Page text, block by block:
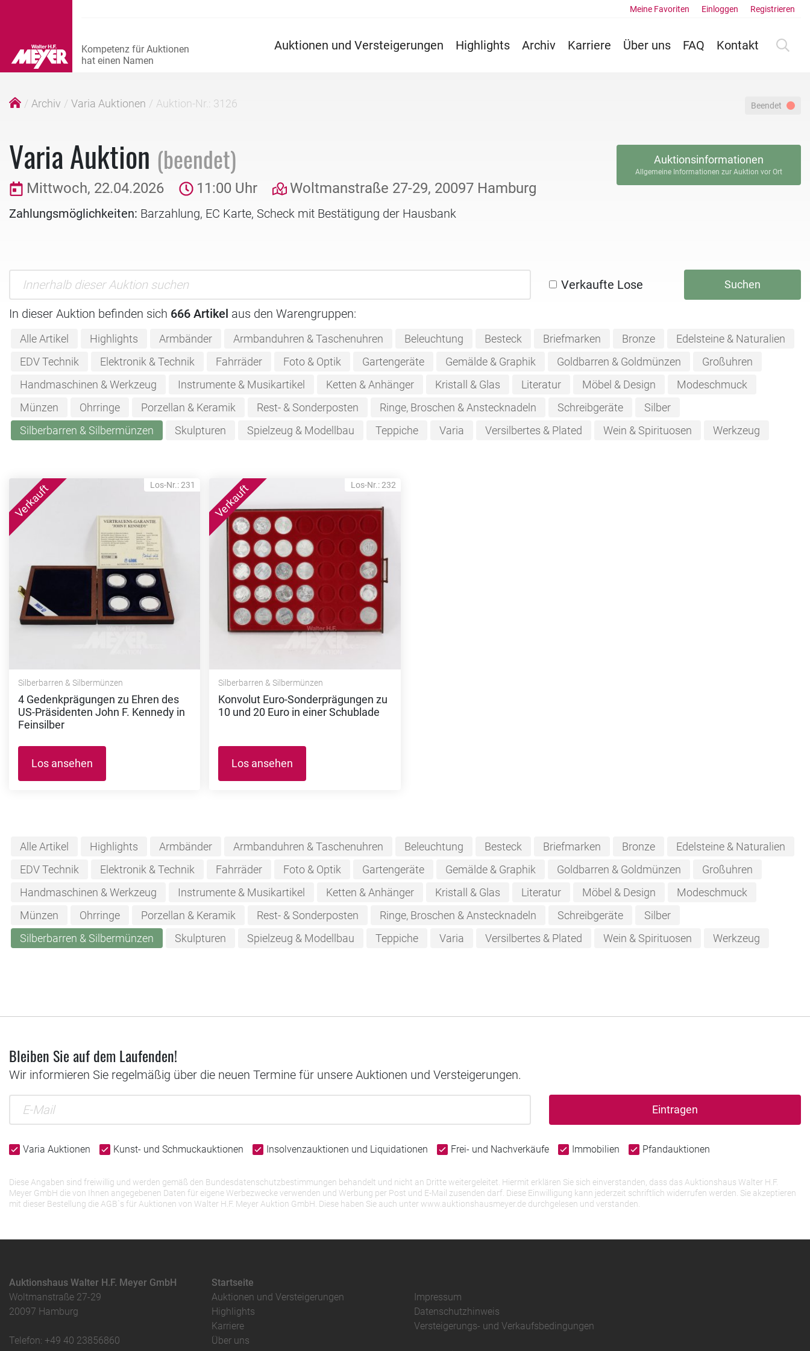
Auktionen und Versteigerungen Highlights Archiv Karriere Über uns FAQ Kontakt
Meine Favoriten Einloggen Registrieren
Archiv Varia Auktionen Auktion-Nr.: 3126 Beendet
Varia Auktion (beendet)
Mittwoch, 22.04.2026 11:00 Uhr Woltmanstraße 27-29, 20097 Hamburg
Zahlungsmöglichkeiten: Barzahlung, EC Karte, Scheck mit Bestätigung der Hausbank
Auktionsinformationen
Allgemeine Informationen zur Auktion vor Ort
Verkaufte Lose Suchen
In dieser Auktion befinden sich 666 Artikel aus den Warengruppen:
Alle Artikel Highlights Armbänder Armbanduhren & Taschenuhren Beleuchtung Besteck Briefmarken Bronze
Edelsteine & Naturalien
EDV Technik
Elektronik & Technik Fahrräder Foto & Optik Gartengeräte Gemälde & Graphik Goldbarren & Goldmünzen
Großuhren
Handmaschinen & Werkzeug
Instrumente & Musikartikel Ketten & Anhänger Kristall & Glas Literatur Möbel & Design
Modeschmuck
Münzen
Ohrringe Porzellan & Keramik Rest- & Sonderposten Ringe, Broschen & Anstecknadeln Schreibgeräte
Silber
Silberbarren & Silbermünzen
Skulpturen Spielzeug & Modellbau Teppiche Varia Versilbertes & Plated Wein & Spirituosen Werkzeug
Los-Nr.: 231
Silberbarren & Silbermünzen
4 Gedenkprägungen zu Ehren des
US-Präsidenten John F. Kennedy in
Feinsilber
Los ansehen
Los-Nr.: 232
Silberbarren & Silbermünzen
Konvolut Euro-Sonderprägungen zu
10 und 20 Euro in einer Schublade
Los ansehen
Alle Artikel Highlights Armbänder Armbanduhren & Taschenuhren Beleuchtung Besteck Briefmarken Bronze
Edelsteine & Naturalien
EDV Technik
Elektronik & Technik Fahrräder Foto & Optik Gartengeräte Gemälde & Graphik Goldbarren & Goldmünzen
Großuhren
Handmaschinen & Werkzeug
Instrumente & Musikartikel Ketten & Anhänger Kristall & Glas Literatur Möbel & Design
Modeschmuck
Münzen
Ohrringe Porzellan & Keramik Rest- & Sonderposten Ringe, Broschen & Anstecknadeln Schreibgeräte
Silber
Silberbarren & Silbermünzen
Skulpturen Spielzeug & Modellbau Teppiche Varia Versilbertes & Plated Wein & Spirituosen Werkzeug
Bleiben Sie auf dem Laufenden!
Wir informieren Sie regelmäßig über die neuen Termine für unsere Auktionen und Versteigerungen.
Eintragen
Varia Auktionen Kunst- und Schmuckauktionen Insolvenzauktionen und Liquidationen Frei- und Nachverkäufe Immobilien Pfandauktionen
Diese Angaben sind freiwillig und werden gemäß den Bundesdatenschutzbestimmungen behandelt und nicht an Dritte weitergeleitet. Hiermit erklären Sie sich einverstanden, dass das Auktionshaus Walter H.F.
Meyer GmbH die von Ihnen angegebenen Daten für eigene Werbezwecke verwenden und Werbung per Post und E-Mail zusenden darf. Diese Einwilligung kann jederzeit schriftlich widerrufen werden. Sie akzeptieren
mit dieser Bestellung die AGB`s für Auktionen von Walter H.F. Meyer Auktion GmbH. Diese haben Sie auch unter www.auktionshausmeyer.de durchgelesen und verstanden.
Auktionshaus Walter H.F. Meyer GmbH
Woltmanstraße 27-29
20097 Hamburg
Telefon: +49 40 23856860
Startseite
Auktionen und Versteigerungen
Highlights
Karriere
Über uns
Impressum
Datenschutzhinweis
Versteigerungs- und Verkaufsbedingungen